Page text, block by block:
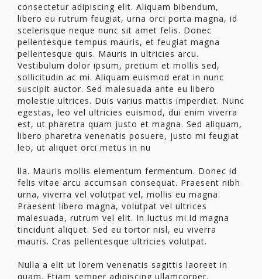
consectetur adipiscing elit. Aliquam bibendum,
libero eu rutrum feugiat, urna orci porta magna, id
scelerisque neque nunc sit amet felis. Donec
pellentesque tempus mauris, et feugiat magna
pellentesque quis. Mauris in ultricies arcu.
Vestibulum dolor ipsum, pretium et mollis sed,
sollicitudin ac mi. Aliquam euismod erat in nunc
suscipit auctor. Sed malesuada ante eu libero
molestie ultrices. Duis varius mattis imperdiet. Nunc
egestas, leo vel ultricies euismod, dui enim viverra
est, ut pharetra quam justo et magna. Sed aliquam,
libero pharetra venenatis posuere, justo mi feugiat
leo, ut aliquet orci metus in nu
lla. Mauris mollis elementum fermentum. Donec id
felis vitae arcu accumsan consequat. Praesent nibh
urna, viverra vel volutpat vel, mollis eu magna.
Praesent libero magna, volutpat vel ultrices
malesuada, rutrum vel elit. In luctus mi id magna
tincidunt aliquet. Sed eu tortor nisl, eu viverra
mauris. Cras pellentesque ultricies volutpat.
Nulla a elit ut lorem venenatis sagittis laoreet in
quam. Etiam semper adipiscing ullamcorper.